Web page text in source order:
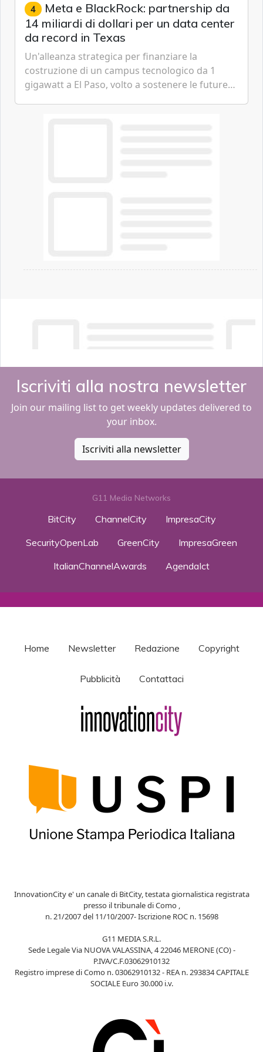
4 Meta e BlackRock: partnership da
14 miliardi di dollari per un data center
da record in Texas
Un'alleanza strategica per finanziare la
costruzione di un campus tecnologico da 1
gigawatt a El Paso, volto a sostenere le future
Iscriviti alla nostra newsletter
Join our mailing list to get weekly updates delivered to
your inbox.
Iscriviti alla newsletter
G11 Media Networks
BitCity ChannelCity
ImpresaCity
SecurityOpenLab
GreenCity
ImpresaGreen
ItalianChannelAwards
AgendaIct
Home Newsletter Redazione Copyright
Pubblicità Contattaci
InnovationCity e' un canale di BitCity, testata giornalistica registrata
presso il tribunale di Como ,
n. 21/2007 del 11/10/2007- Iscrizione ROC n. 15698
G11 MEDIA S.R.L.
Sede Legale Via NUOVA VALASSINA, 4 22046 MERONE (CO) -
P.IVA/C.F.03062910132
Registro imprese di Como n. 03062910132 - REA n. 293834 CAPITALE
SOCIALE Euro 30.000 i.v.